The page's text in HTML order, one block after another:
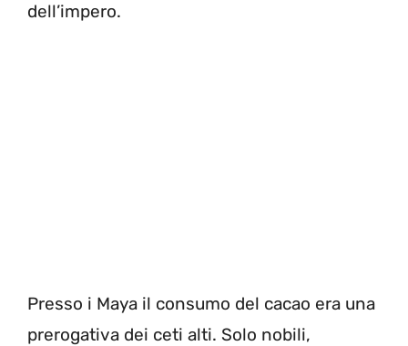
dell’impero.
Presso i Maya il consumo del cacao era una
prerogativa dei ceti alti. Solo nobili,